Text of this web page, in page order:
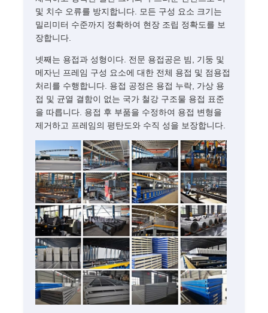
및 치수 오류를 방지합니다. 모든 구성 요소 크기는
밀리미터 수준까지 정확하여 현장 조립 정확도를 보
장합니다.
넷째는 용접과 성형이다. 전문 용접공은 빔, 기둥 및
메자닌 프레임 구성 요소에 대한 전체 용접 및 점용접
처리를 수행합니다. 용접 공정은 용접 누락, 가상 용
접 및 균열 결함이 없는 국가 철강 구조물 용접 표준
을 따릅니다. 용접 후 부품을 수정하여 용접 변형을
제거하고 프레임의 평탄도와 수직 성을 보장합니다.